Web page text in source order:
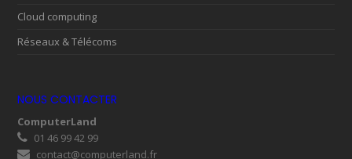
Cloud computing
Réseaux & Télécoms
NOUS CONTACTER
ComputerLand
01 46 99 42 99
contact@computerland.fr